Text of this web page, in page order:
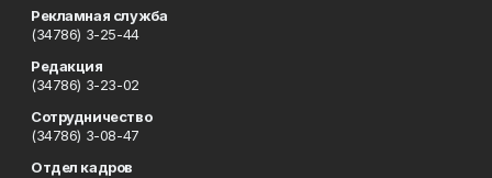
Рекламная служба
(34786) 3-25-44
Редакция
(34786) 3-23-02
Сотрудничество
(34786) 3-08-47
Отдел кадров